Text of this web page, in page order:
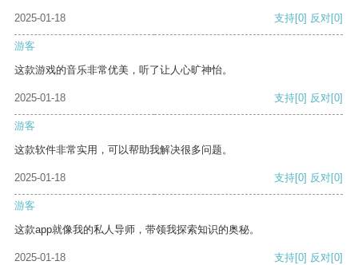
2025-01-18 支持[0] 反对[0]
游客
这款游戏的音乐非常优美，听了让人心旷神怡。
2025-01-18 支持[0] 反对[0]
游客
这款软件非常实用，可以帮助我解决很多问题。
2025-01-18 支持[0] 反对[0]
游客
这款app就像我的私人导师，带领我探索知识的奥秘。
2025-01-18 支持[0] 反对[0]